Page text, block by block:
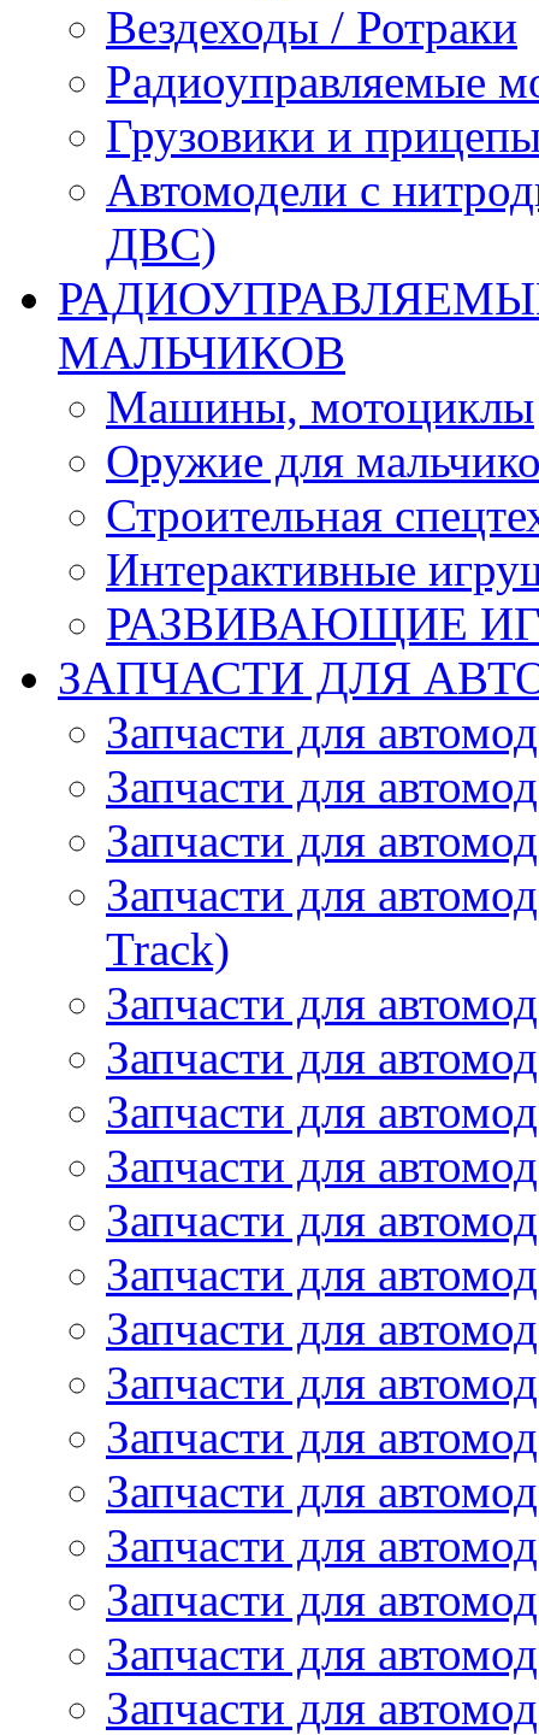
Вездеходы / Ротраки
Радиоуправляемые
Грузовики и
Автомодели с
ДВС)
МАЛЬЧИКОВ
Машины, мотоциклы
Оружие для
Строительная
Интерактивные
РАЗВИВАЮЩИЕ
ЗАПЧАСТИ ДЛЯ
Запчасти для
Запчасти для
Запчасти для
Запчасти для
Track)
Запчасти для
Запчасти для
Запчасти для
Запчасти для
Запчасти для
Запчасти для
Запчасти для
Запчасти для
Запчасти для
Запчасти для
Запчасти для
Запчасти для
Запчасти для
Запчасти для